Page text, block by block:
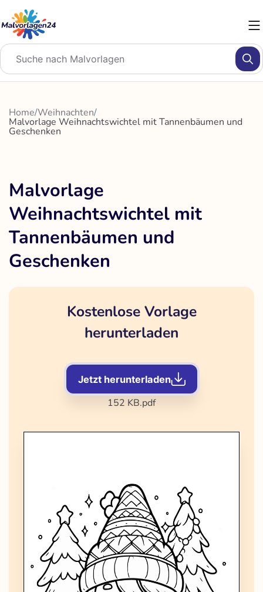
Inhalt
springen
Home/Weihnachten/
Malvorlage Weihnachtswichtel mit Tannenbäumen und
Geschenken
Malvorlage
Weihnachtswichtel mit
Tannenbäumen und
Geschenken
Kostenlose Vorlage
herunterladen
Jetzt herunterladen
152 KB.pdf